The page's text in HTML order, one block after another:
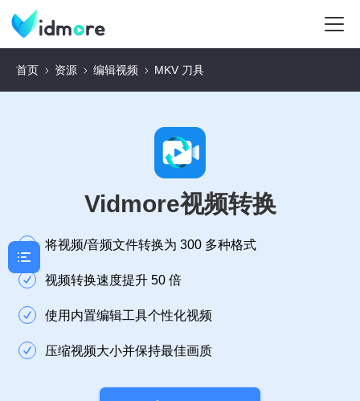
首页 资源 编辑视频 MKV 刀具
Vidmore视频转换
将视频/音频文件转换为 300 多种格式
视频转换速度提升 50 倍
使用内置编辑工具个性化视频
压缩视频大小并保持最佳画质